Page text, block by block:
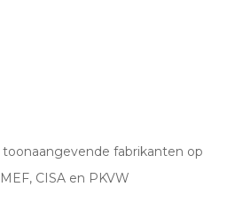
fabrikanten op
CISA en PKVW